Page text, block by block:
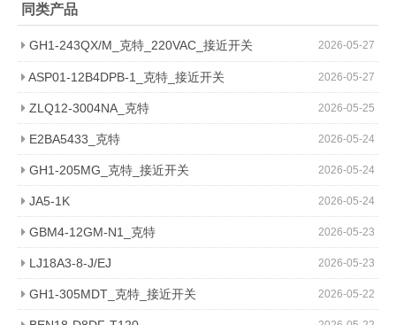
同类产品
2026-05-27
GH1-243QX/M_克特_220VAC_接近开关
2026-05-27
ASP01-12B4DPB-1_克特_接近开关
2026-05-25
ZLQ12-3004NA_克特
2026-05-24
E2BA5433_克特
2026-05-24
GH1-205MG_克特_接近开关
2026-05-24
JA5-1K
2026-05-23
GBM4-12GM-N1_克特
2026-05-23
LJ18A3-8-J/EJ
2026-05-22
GH1-305MDT_克特_接近开关